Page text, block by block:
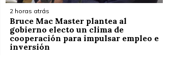
2 horas atrás
Bruce Mac Master plantea al
gobierno electo un clima de
cooperación para impulsar empleo e
inversión